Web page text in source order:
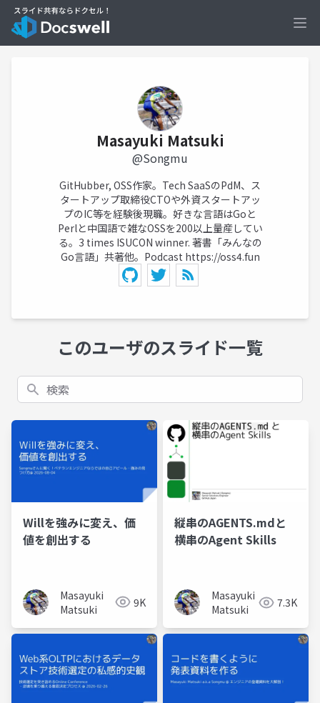
Masayuki Matsuki
@Songmu
GitHubber, OSS作家。Tech SaaSのPdM、ス
タートアップ取締役CTOや外資スタートアッ
プのIC等を経験後現職。好きな言語はGoと
Perlと中国語で雑なOSSを200以上量産してい
る。3 times ISUCON winner. 著書「みんなの
Go言語」共著他。Podcast https://oss4.fun
このユーザのスライド一覧
検索
Willを強みに変え、価
値を創出する
Masayuki
Matsuki
9K
縦串のAGENTS.mdと
横串のAgent Skills
Masayuki
Matsuki
7.3K